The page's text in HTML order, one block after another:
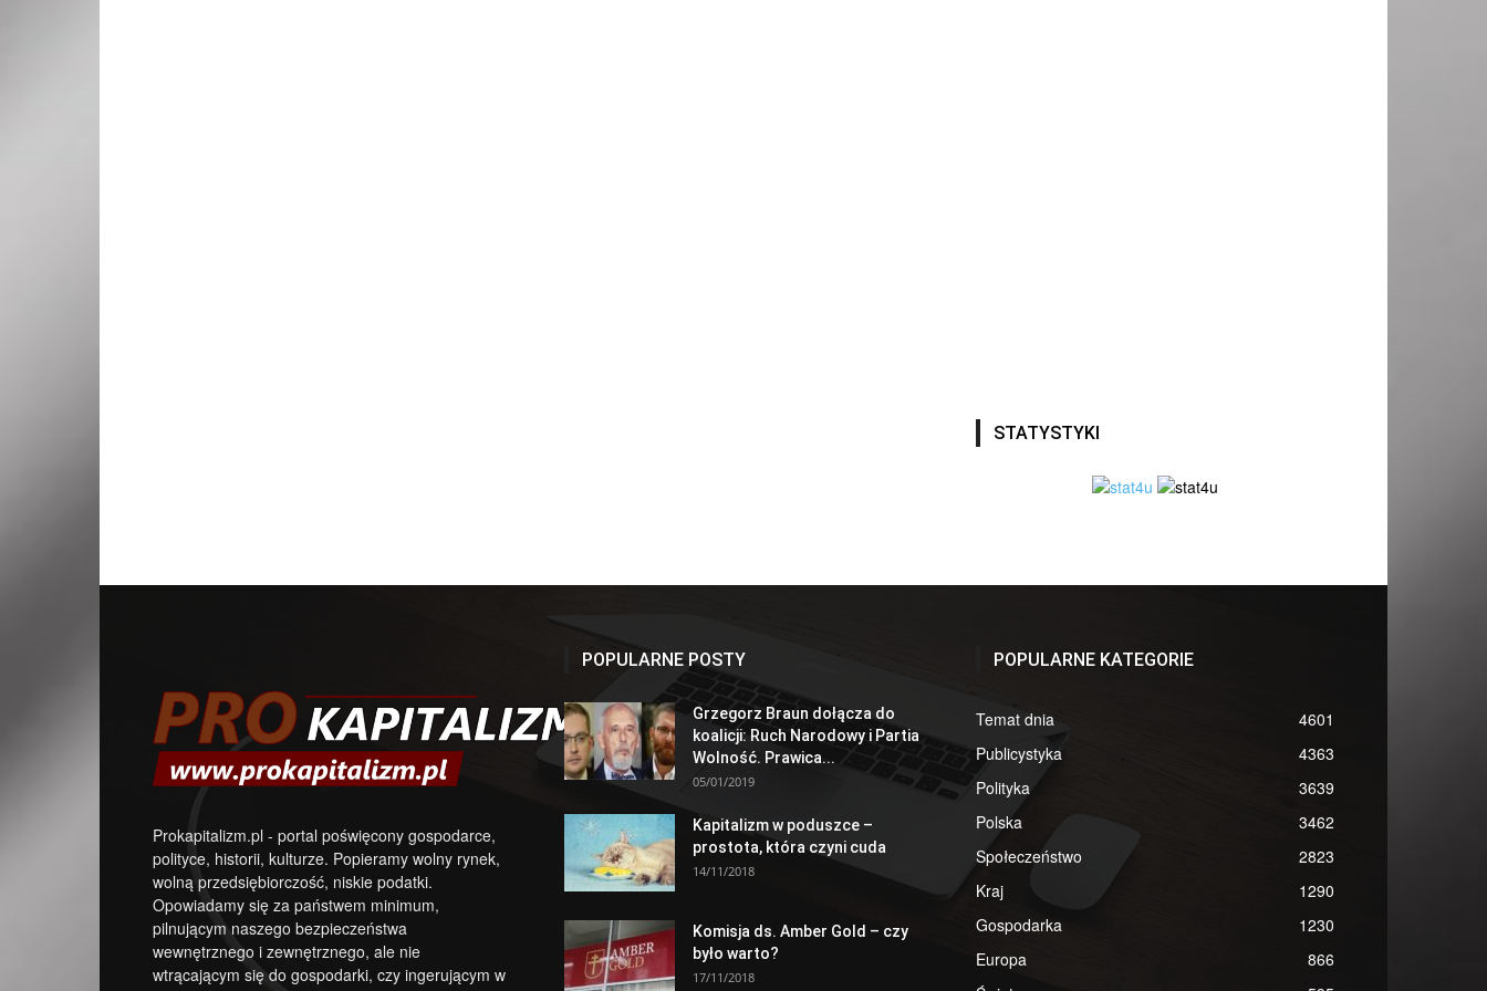
STATYSTYKI
Prokapitalizm.pl - portal poświęcony gospodarce,
polityce, historii, kulturze. Popieramy wolny rynek,
wolną przedsiębiorczość, niskie podatki.
Opowiadamy się za państwem minimum,
pilnującym naszego bezpieczeństwa
wewnętrznego i zewnętrznego, ale nie
wtrącającym się do gospodarki, czy ingerującym w
POPULARNE POSTY
Grzegorz Braun dołącza do
koalicji: Ruch Narodowy i Partia
Wolność. Prawica...
05/01/2019
Kapitalizm w poduszce –
prostota, która czyni cuda
14/11/2018
Komisja ds. Amber Gold – czy
było warto?
17/11/2018
POPULARNE KATEGORIE
Temat dnia
4601
Publicystyka
4363
Polityka
3639
Polska
3462
Społeczeństwo
2823
Kraj
1290
Gospodarka
1230
Europa
866